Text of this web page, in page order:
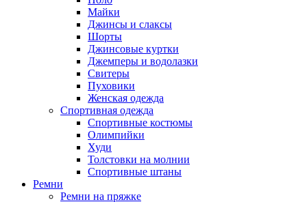
Майки
Джинсы и слаксы
Шорты
Джинсовые куртки
Джемперы и водолазки
Свитеры
Пуховики
Женская одежда
Спортивная одежда
Спортивные костюмы
Олимпийки
Худи
Толстовки на молнии
Спортивные штаны
Ремни
Ремни на пряжке